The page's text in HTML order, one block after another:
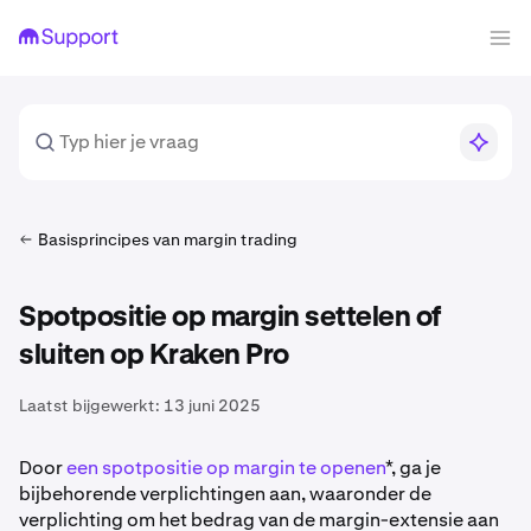
Basisprincipes van margin trading
Spotpositie op margin settelen of
sluiten op Kraken Pro
Laatst bijgewerkt: 13 juni 2025
Dooreen spotpositie op margin te openen*, ga je
bijbehorende verplichtingen aan, waaronder de
verplichting om het bedrag van de margin-extensie aan